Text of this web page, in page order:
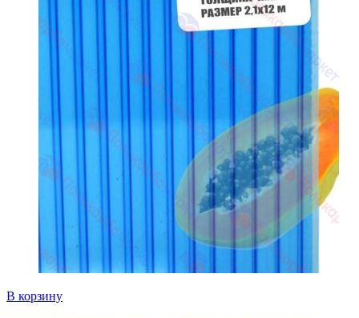
В корзину